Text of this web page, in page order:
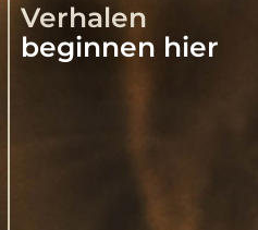
Verhalen
beginnen hier